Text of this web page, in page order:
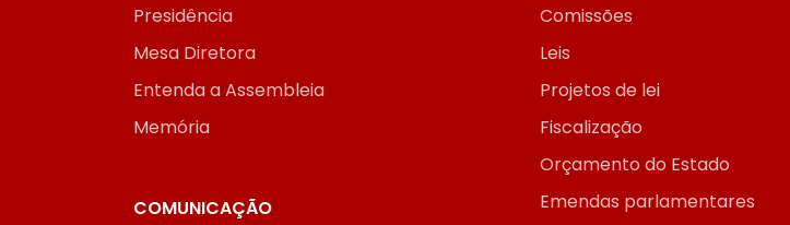
Presidência
Mesa Diretora
Entenda a Assembleia
Memória
Comissões
Leis
Projetos de lei
Fiscalização
Orçamento do Estado
Emendas parlamentares
COMUNICAÇÃO